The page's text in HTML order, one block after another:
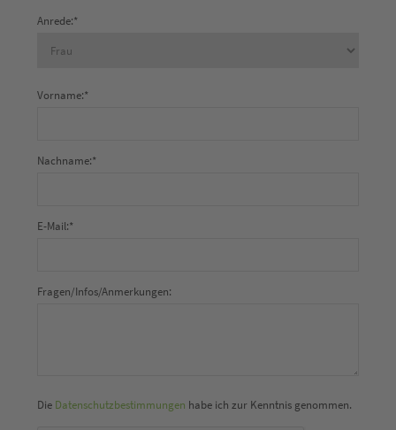
Anrede:*
Vorname:*
Nachname:*
E-Mail:*
Fragen/Infos/Anmerkungen:
Die Datenschutzbestimmungen habe ich zur Kenntnis genommen.